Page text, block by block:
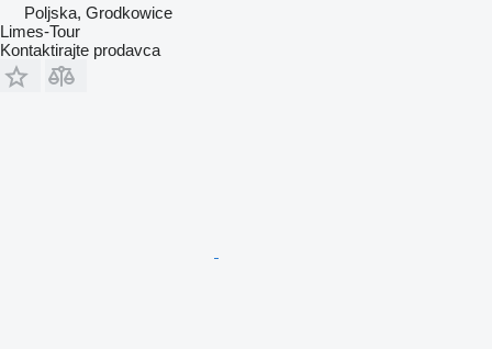
Poljska, Grodkowice
Limes-Tour
Kontaktirajte prodavca